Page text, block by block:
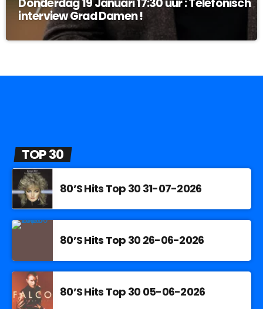
Donderdag 19 Januari 17:30 uur : Telefonisch
interview Grad Damen !
TOP 30
80’S Hits Top 30 31-07-2026
80’S Hits Top 30 26-06-2026
80’S Hits Top 30 05-06-2026